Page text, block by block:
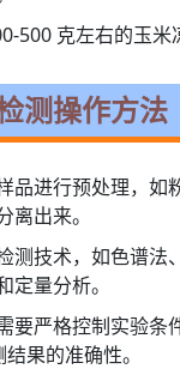
500 克左右的玉米
测操作方法
品进行预处理，如
离出来。
测技术，如色谱法
定量分析。
要严格控制实验条
果的准确性。